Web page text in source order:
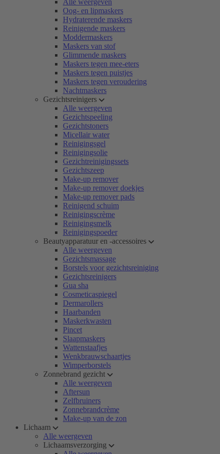
Alle weergeven
Oog- en lipmaskers
Hydraterende maskers
Reinigende maskers
Moddermaskers
Maskers van stof
Glimmende maskers
Maskers tegen mee-eters
Maskers tegen puistjes
Maskers tegen veroudering
Nachtmaskers
Gezichtsreinigers
Alle weergeven
Gezichtspeeling
Gezichtstoners
Micellair water
Reinigingsgel
Reinigingsolie
Gezichtreinigingssets
Gezichtszeep
Make-up remover
Make-up remover doekjes
Make-up remover pads
Reinigend schuim
Reinigingscrème
Reinigingsmelk
Reinigingspoeder
Beautyapparatuur en -accessoires
Alle weergeven
Gezichtsmassage
Borstels voor gezichtsreiniging
Gezichtsreinigers
Gua sha
Cosmeticaspiegel
Dermarollers
Haarbanden
Maskerkwasten
Pincet
Slaapmaskers
Wattenstaafjes
Wenkbrauwschaartjes
Wimperborstels
Zonnebrand gezicht
Alle weergeven
Aftersun
Zelfbruiners
Zonnebrandcrème
Make-up van de zon
Lichaam
Alle weergeven
Lichaamsverzorging